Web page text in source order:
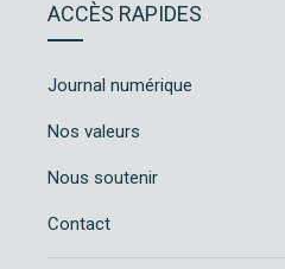
ACCÈS RAPIDES
Journal numérique
Nos valeurs
Nous soutenir
Contact